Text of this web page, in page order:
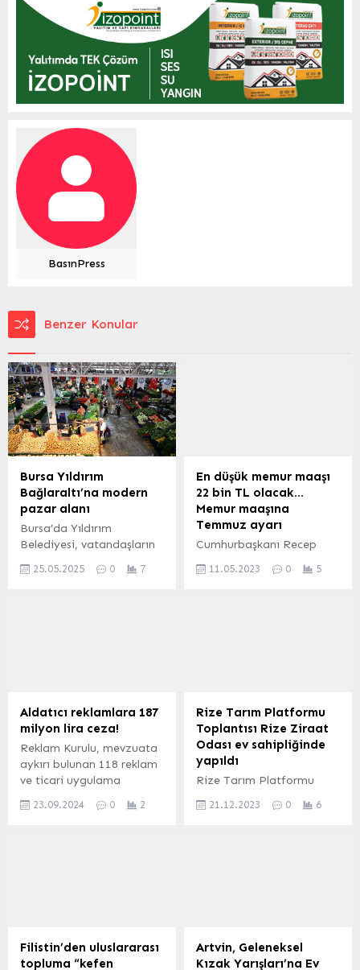
BasınPress
Benzer Konular
Bursa Yıldırım
Bağlaraltı’na modern
pazar alanı
Bursa’da Yıldırım
Belediyesi, vatandaşların
konforlu ve güvenli
alanı hizmete açılırken,
sıradaki pazar alanı Yavuz
Selim’e…
25.05.2025 0 7
En düşük memur maaşı
22 bin TL olacak…
Memur maaşına
Temmuz ayarı
Cumhurbaşkanı Recep
memur maaşını, en düşük
Cumhurbaşkanı Recep
Tayyip Erdoğan, Hacı
Bayram Veli Üniversitesi
Kongre ve Kültür
Merkezi’nde HAK-İŞ Genel
Kurulu’nda konuştu.
Emeklisinden memuruna,...
11.05.2023 0 5
Aldatıcı reklamlara 187
milyon lira ceza!
Reklam Kurulu, mevzuata
aykırı bulunan 118 reklam
ve ticari uygulama
ile toplam 22 milyon 414
23.09.2024 0 2
Rize Tarım Platformu
Toplantısı Rize Ziraat
Odası ev sahipliğinde
yapıldı
Rize Tarım Platformu
Odası ev sahipliğinde
iştirak eden katılımcılara
teşekkür ediyorum. Tarım
21.12.2023 0 6
Filistin’den uluslararası
topluma “kefen
Artvin, Geleneksel
Kızak Yarışları’na Ev